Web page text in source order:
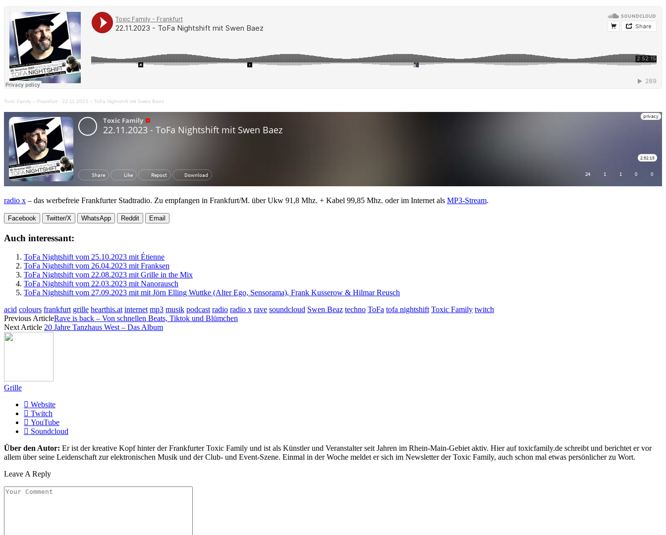
Toxic Family – Frankfurt · 22.11.2023 – ToFa Nightshift mit Swen Baez
radio x – das werbefreie Frankfurter Stadtradio. Zu empfangen in Frankfurt/M. über Ukw 91,8 Mhz. + Kabel 99,85 Mhz. oder im Internet als MP3-Stream.
Facebook Twitter/X WhatsApp Reddit Email
Auch interessant:
ToFa Nightshift vom 25.10.2023 mit Étienne
ToFa Nightshift vom 26.04.2023 mit Franksen
ToFa Nightshift vom 22.08.2023 mit Grille in the Mix
ToFa Nightshift vom 22.03.2023 mit Nanorausch
ToFa Nightshift vom 27.09.2023 mit mit Jörn Elling Wuttke (Alter Ego, Sensorama), Frank Kusserow & Hilmar Reusch
acid colours frankfurt grille hearthis.at internet mp3 musik podcast radio radio x rave soundcloud Swen Beaz techno ToFa tofa nightshift Toxic Family twitch
Previous ArticleRave is back – Von schnellen Beats, Tiktok und Blümchen
Next Article 20 Jahre Tanzhaus West – Das Album
Grille
Website
Twitch
YouTube
Soundcloud
Über den Autor: Er ist der kreative Kopf hinter der Frankfurter Toxic Family und ist als Künstler und Veranstalter seit Jahren im Rhein-Main-Gebiet aktiv. Hier auf toxicfamily.de schreibt und berichtet er vor
allem über seine Leidenschaft zur elektronischen Musik und der Club- und Event-Szene. Einmal in der Woche meldet er sich im Newsletter der Toxic Family, auch schon mal etwas persönlicher zu Wort.
Leave A Reply